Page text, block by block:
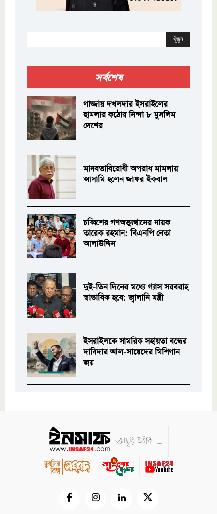
খুঁজুন
সর্বশেষ
গাজ্জায় দখলদার ইসরাইলের
হামলার কঠোর নিন্দা ৮ মুসলিম
দেশের
মানবতাবিরোধী অপরাধ মামলায়
আসামি হলেন জাফর ইকবাল
চব্বিশের গণঅভ্যুত্থানের নায়ক
তারেক রহমান: বিএনপি নেতা
আলাউদ্দিন
দুই-তিন দিনের মধ্যে গ্যাস সরবরাহ
স্বাভাবিক হবে: জ্বালানি মন্ত্রী
ইসরাইলকে সামরিক সহায়তা বন্ধের
দাবিদার আল-সায়েদের মিশিগান
জয়